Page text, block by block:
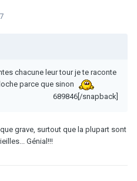
chacune leur tour je te raconte
parce que sinon
689846[/snapback]
grave, surtout que la plupart sont
Génial!!!